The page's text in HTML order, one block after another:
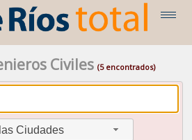
Civiles (5 encontrados)
Ciudades